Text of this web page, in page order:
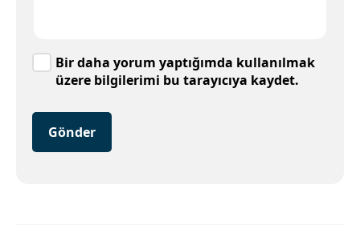
Bir daha yorum yaptığımda kullanılmak
üzere bilgilerimi bu tarayıcıya kaydet.
Gönder